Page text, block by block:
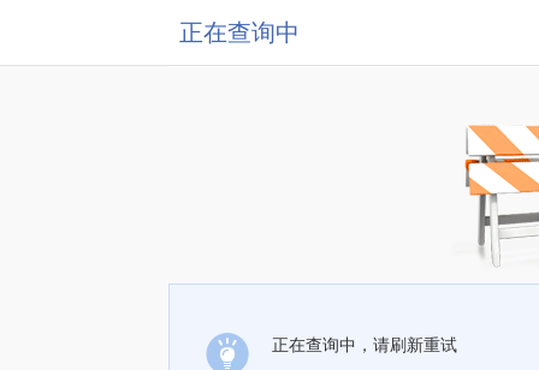
正在查询中
正在查询中，请刷新重试